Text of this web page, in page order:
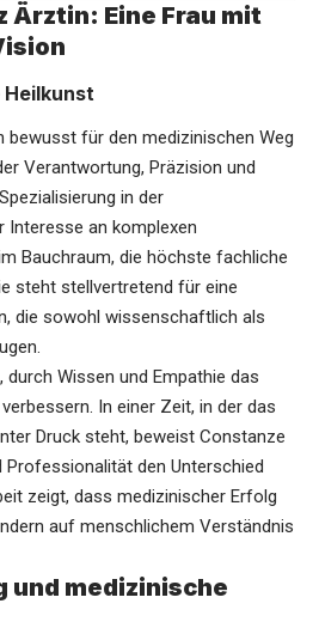
Ärztin: Eine Frau mit
bewusst für den medizinischen Weg
Verantwortung, Präzision und
in der
Interesse an komplexen
Bauchraum, die höchste fachliche
steht stellvertretend für eine
die sowohl wissenschaftlich als
Wissen und Empathie das
In einer Zeit, in der das
Druck steht, beweist Constanze
den Unterschied
zeigt, dass medizinischer Erfolg
auf menschlichem Verständnis
und medizinische